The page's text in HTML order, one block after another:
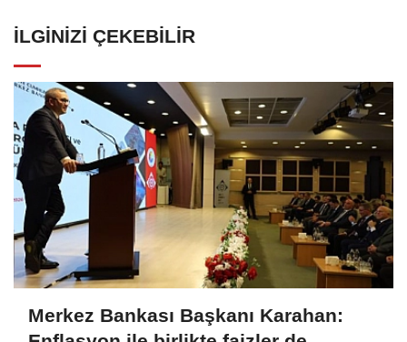
İLGINIZI ÇEKEBILIR
Merkez Bankası Başkanı Karahan: